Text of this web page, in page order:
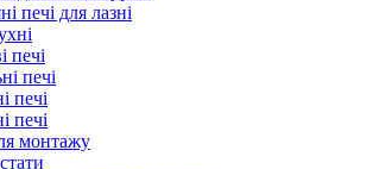
печі для лазні
печі
печі
печі
печі
монтажу